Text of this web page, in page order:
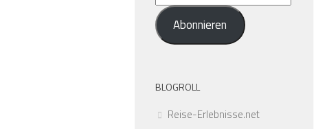
Mail-
AdresseAbonnieren
BLOGROLL
Reise-Erlebnisse.net